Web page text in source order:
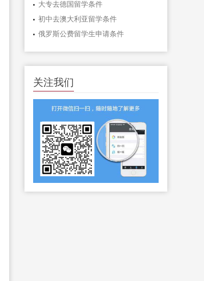
大专去德国留学条件
初中去澳大利亚留学条件
俄罗斯公费留学生申请条件
关注我们